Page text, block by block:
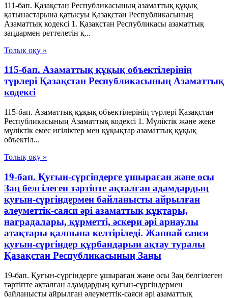
111-бап. Қазақстан Республикасының азаматтық құқық
қатынастарына қатысуы Қазақстан Республикасының
Азаматтық кодексi 1. Қазақстан Республикасы азаматтық
заңдармен реттелетiн қ...
Толық оқу »
115-бап. Азаматтық құқық объектiлерiнiң
түрлерi Қазақстан Республикасының Азаматтық
кодексi
115-бап. Азаматтық құқық объектiлерiнiң түрлерi Қазақстан
Республикасының Азаматтық кодексi 1. Мүлiктiк және жеке
мүлiктiк емес игiлiктер мен құқықтар азаматтық құқық
объектiл...
Толық оқу »
19-бап. Қуғын-сүргiндерге ұшыраған және осы
Заң белгiлеген тәртiпте ақталған адамдардың
қуғын-сүргiндермен байланысты айрылған
әлеуметтiк-саяси әрi азаматтық құқтары,
наградалары, құрметтi, әскери әрi арнаулы
атақтары қалпына келтiрiледi. Жаппай саяси
қуғын-сүргiндер құрбандарын ақтау туралы
Қазақстан Республикасының Заңы
19-бап. Қуғын-сүргiндерге ұшыраған және осы Заң белгiлеген
тәртiпте ақталған адамдардың қуғын-сүргiндермен
байланысты айрылған әлеуметтiк-саяси әрi азаматтық